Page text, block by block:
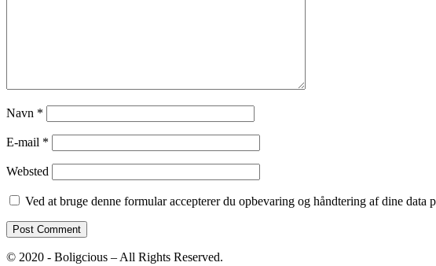
Navn *
E-mail *
Websted
Ved at bruge denne formular accepterer du opbevaring og håndtering af dine data
© 2020 - Boligcious – All Rights Reserved.